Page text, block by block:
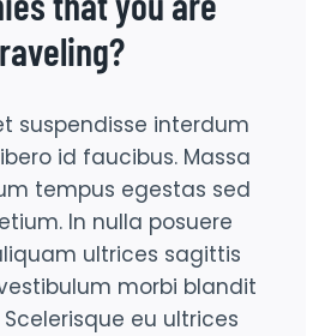
suspendisse interdum
id faucibus. Massa
tempus egestas sed
In nulla posuere
ultrices sagittis
morbi blandit
Scelerisque eu ultrices